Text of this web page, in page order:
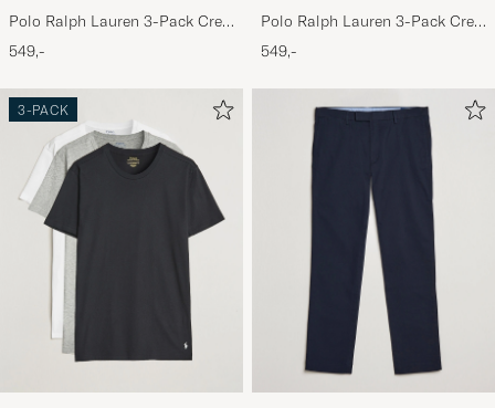
Polo Ralph Lauren 3-Pack Crew
Neck T-Shirt Black
549,-
Polo Ralph Lauren 3-Pack Crew
Neck T-Shirt Navy/Light
Navy/Elite Blue
549,-
3-PACK